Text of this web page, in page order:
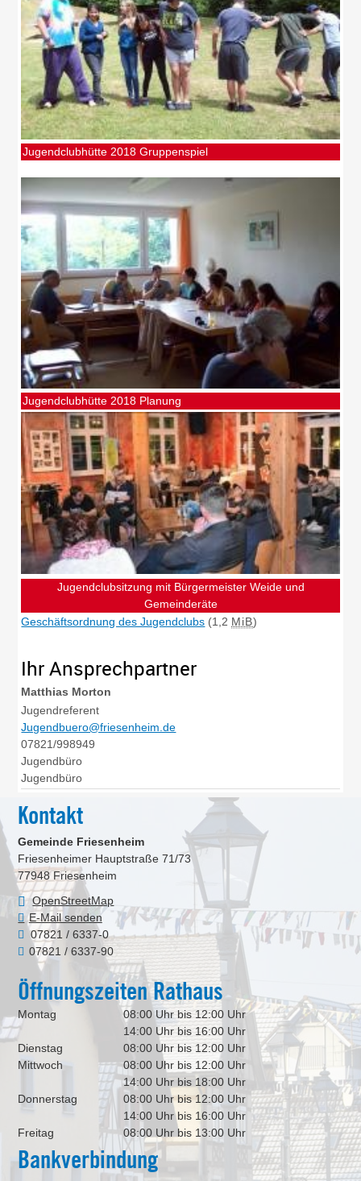
Jugendclubhütte 2018 Gruppenspiel
Jugendclubhütte 2018 Planung
Jugendclubsitzung mit Bürgermeister Weide und
Gemeinderäte
Geschäftsordnung des Jugendclubs (1,2 MiB)
Ihr Ansprechpartner
Matthias Morton
Jugendreferent
Jugendbuero@friesenheim.de
07821/998949
Jugendbüro
Jugendbüro
Kontakt
Gemeinde Friesenheim
Friesenheimer Hauptstraße 71/73
77948 Friesenheim
OpenStreetMap
E-Mail senden
07821 / 6337-0
07821 / 6337-90
Öffnungszeiten Rathaus
Montag
08:00 Uhr bis 12:00 Uhr
14:00 Uhr bis 16:00 Uhr
Dienstag
08:00 Uhr bis 12:00 Uhr
Mittwoch
08:00 Uhr bis 12:00 Uhr
14:00 Uhr bis 18:00 Uhr
Donnerstag
08:00 Uhr bis 12:00 Uhr
14:00 Uhr bis 16:00 Uhr
Freitag
08:00 Uhr bis 13:00 Uhr
Bankverbindung